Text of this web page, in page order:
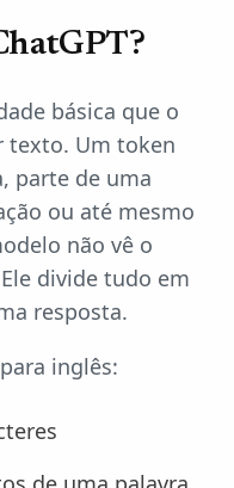
básica que o
texto. Um token
parte de uma
ou até mesmo
não vê o
divide tudo em
resposta.
inglês: